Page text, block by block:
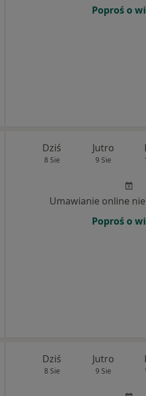
Poproś o
Dziś
8 Sie
Jutro
9 Sie
Umawianie online
Poproś o
Dziś
8 Sie
Jutro
9 Sie